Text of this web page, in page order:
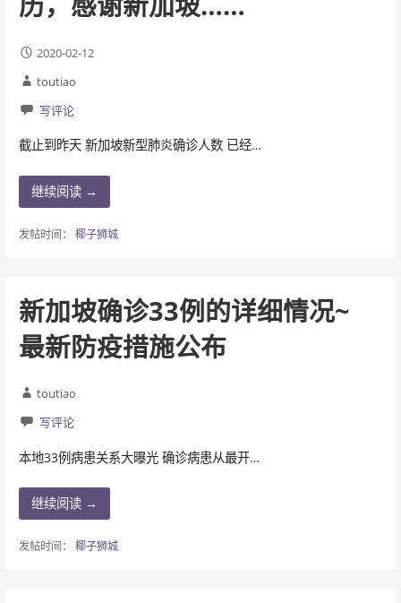
2020-02-12
toutiao
写评论
截止到昨天 新加坡新型肺炎确诊人数 已经…
继续阅读 →
发帖时间： 椰子狮城
新加坡确诊33例的详细情况~
最新防疫措施公布
toutiao
写评论
本地33例病患关系大曝光 确诊病患从最开…
继续阅读 →
发帖时间： 椰子狮城